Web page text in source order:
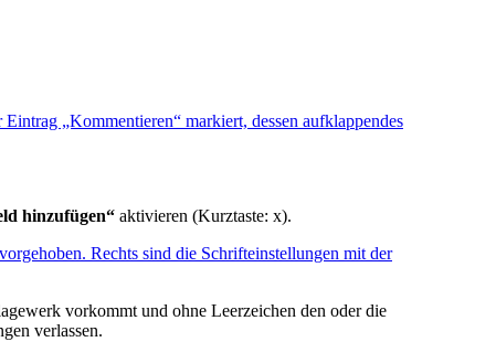
hinzufügen“ aktivieren (Kurztaste: x).
vorkommt und ohne Leerzeichen den oder die
verlassen.